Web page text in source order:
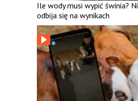
Ile wody musi wypić świnia?
odbija się na wynikach